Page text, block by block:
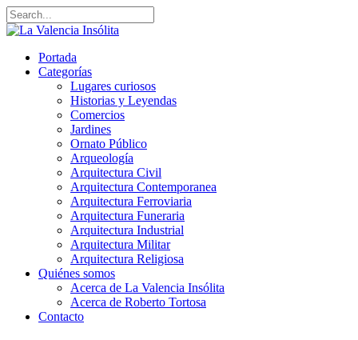
Portada
Categorías
Lugares curiosos
Historias y Leyendas
Comercios
Jardines
Ornato Público
Arqueología
Arquitectura Civil
Arquitectura Contemporanea
Arquitectura Ferroviaria
Arquitectura Funeraria
Arquitectura Industrial
Arquitectura Militar
Arquitectura Religiosa
Quiénes somos
Acerca de La Valencia Insólita
Acerca de Roberto Tortosa
Contacto